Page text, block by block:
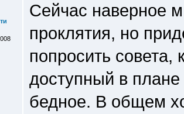
Сейчас наверное
проклятия, но
попросить совета,
доступный в
бедное. В общем